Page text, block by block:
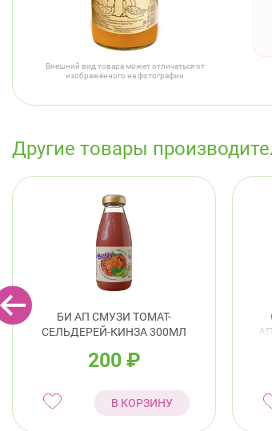
Внешний вид товара может отличаться от
изображённого на фотографии
Другие товары
БИ АП СМУЗИ ТОМАТ-
СЕЛЬДЕРЕЙ-КИНЗА 300МЛ
200 ₽
В КОРЗИНУ